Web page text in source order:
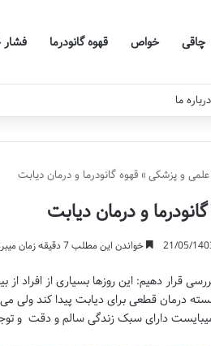
چاقی خواص قهوه گانودرما
درباره ما
علمی و پزشکی » قهوه گانودرما و درمان دیابت
و درمان دیابت
خواندن این مطلب 7 دقیقه زمان میبرد
قرار دهیم: این روزها بسیاری از
درمان قطعی برای دیابت پیدا کند ولی می
دارای سبک زندگی سالم و دقت و توجه